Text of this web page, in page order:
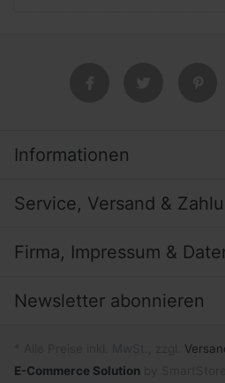
Informationen
Service, Versand &
Firma, Impressum &
Newsletter abonnieren
E-Commerce Solution